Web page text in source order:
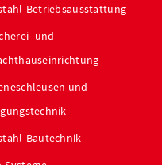
Betriebsausstattung
und
und
Bautechnik